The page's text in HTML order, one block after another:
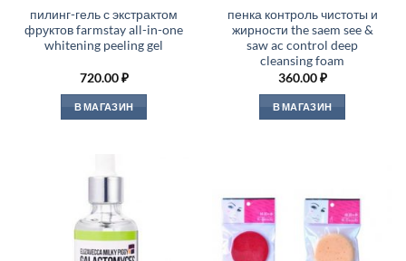
пилинг-гель с экстрактом
фруктов farmstay all-in-one
whitening peeling gel
720.00₽
В МАГАЗИН
пенка контроль чистоты и
жирности the saem see &
saw ac control deep
cleansing foam
360.00₽
В МАГАЗИН